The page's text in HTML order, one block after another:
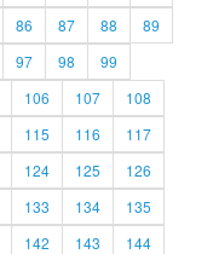
86 87 88
89
97 98
99
106 107
108
115 116
117
124 125
126
133 134
135
142 143
144